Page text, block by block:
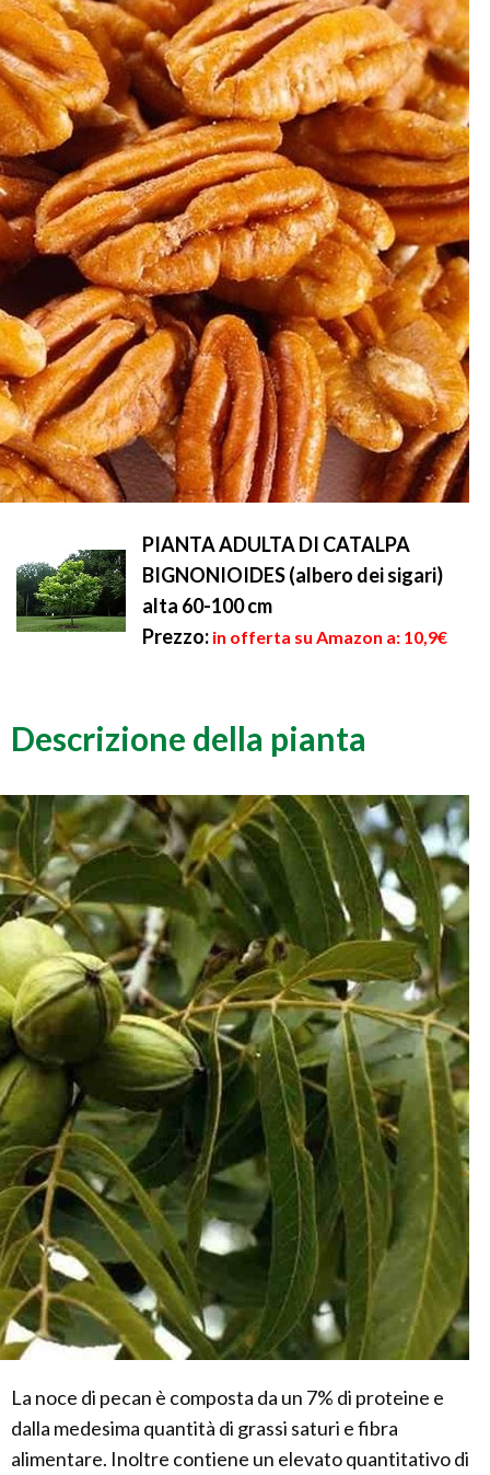
PIANTA ADULTA DI CATALPA
BIGNONIOIDES (albero dei sigari)
alta 60-100 cm
Prezzo: in offerta su Amazon a: 10,9€
Descrizione della pianta
La noce di pecan è composta da un 7% di proteine e
dalla medesima quantità di grassi saturi e fibra
alimentare. Inoltre contiene un elevato quantitativo di